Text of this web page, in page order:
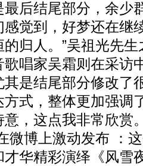
后结尾部分，余少
觉到，好梦还在继
归人。”吴祖光先
唱家吴霜则在采访
是结尾部分修改了
式，整体更加强调
，这点我非常欣赏
微博上激动发布 ：
才华精彩演绎《风